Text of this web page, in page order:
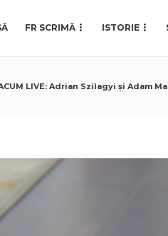
FR SCRIMĂ ISTORIE
LIVE: Adrian Szilagyi și Adam